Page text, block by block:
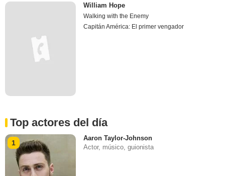
William Hope
Walking with the Enemy
Capitán América: El primer vengador
Top actores del día
1
Aaron Taylor-Johnson
Actor, músico, guionista